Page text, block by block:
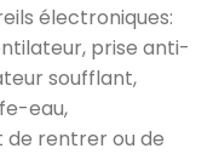
électroniques:
prise anti-
soufflant,
eau,
de rentrer ou de